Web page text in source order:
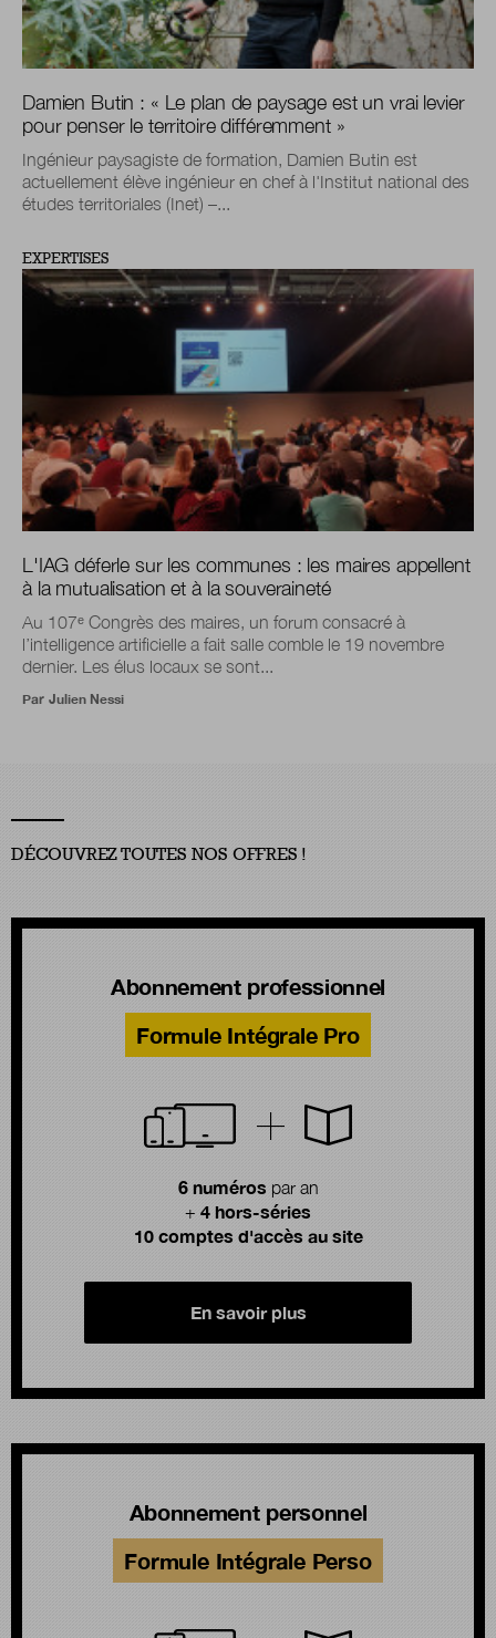
Damien Butin : « Le plan de paysage est un vrai levier
pour penser le territoire différemment »
Ingénieur paysagiste de formation, Damien Butin est
actuellement élève ingénieur en chef à l'Institut national des
études territoriales (Inet) –...
EXPERTISES
L'IAG déferle sur les communes : les maires appellent
à la mutualisation et à la souveraineté
Au 107ᵉ Congrès des maires, un forum consacré à
l’intelligence artificielle a fait salle comble le 19 novembre
dernier. Les élus locaux se sont...
Par Julien Nessi
DÉCOUVREZ TOUTES NOS OFFRES !
Abonnement professionnel
Formule Intégrale Pro
6 numéros par an
+ 4 hors-séries
10 comptes d'accès au site
En savoir plus
Abonnement personnel
Formule Intégrale Perso